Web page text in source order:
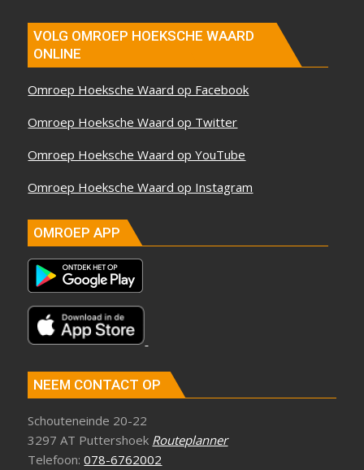
VOLG OMROEP HOEKSCHE WAARD
ONLINE
Omroep Hoeksche Waard op Facebook
Omroep Hoeksche Waard op Twitter
Omroep Hoeksche Waard op YouTube
Omroep Hoeksche Waard op Instagram
OMROEP APP
NEEM CONTACT OP
Schouteneinde 20-22
3297 AT Puttershoek Routeplanner
Telefoon:078-6762002